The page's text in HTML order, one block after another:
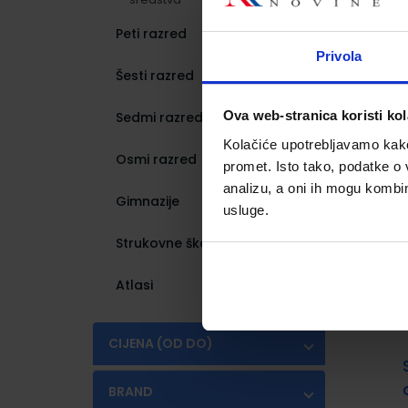
Privola
Ova web-stranica koristi
Kolačiće upotrebljavamo
promet. Isto tako, podatke
analizu, a oni ih mogu
usluge.
Peti razred (165)
Šesti razred
Sedmi razred (191)
Osmi razred (175)
Gimnazije
Strukovne škole (1036)
Atlasi
CIJENA (OD DO)
BRAND